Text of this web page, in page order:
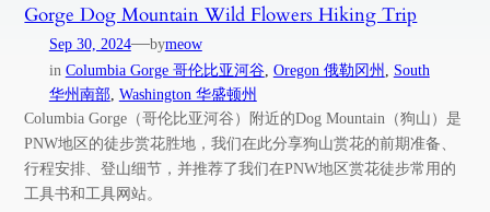
Gorge Dog Mountain Wild Flowers Hiking Trip
Sep 30, 2024—bymeow
in Columbia Gorge 哥伦比亚河谷, Oregon 俄勒冈州
South
华州南部, Washington 华盛顿州
Columbia Gorge（哥伦比亚河谷）附近的Dog Mountain（狗山）是
PNW地区的徒步赏花胜地，我们在此分享狗山赏花的前期准备、
行程安排、登山细节，并推荐了我们在PNW地区赏花徒步常用的
工具书和工具网站。